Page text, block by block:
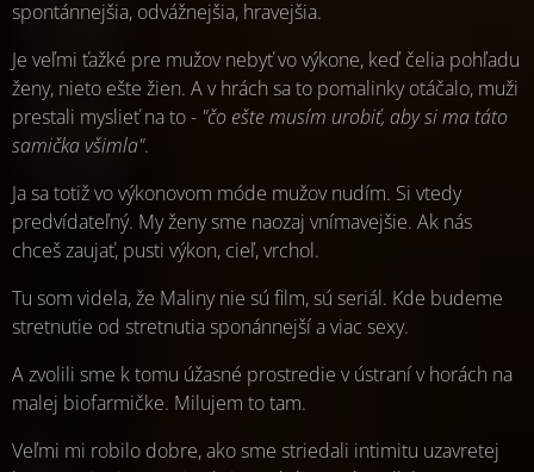
spontánnejšia, odvážnejšia, hravejšia.
Je veľmi ťažké pre mužov nebyť vo výkone, keď čelia pohľadu
ženy, nieto ešte žien. A v hrách sa to pomalinky otáčalo, muži
prestali myslieť na to - "čo ešte musím urobiť, aby si ma táto
samička všimla".
Ja sa totiž vo výkonovom móde mužov nudím. Si vtedy
predvídateľný. My ženy sme naozaj vnímavejšie. Ak nás
chceš zaujať, pusti výkon, cieľ, vrchol.
Tu som videla, že Maliny nie sú film, sú seriál. Kde budeme
stretnutie od stretnutia sponánnejší a viac sexy.
A zvolili sme k tomu úžasné prostredie v ústraní v horách na
malej biofarmičke. Milujem to tam.
Veľmi mi robilo dobre, ako sme striedali intimitu uzavretej